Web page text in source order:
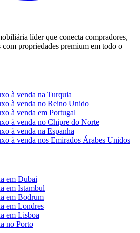
líder que conecta compradores,
com propriedades premium em todo o
à venda na Turquia
à venda no Reino Unido
à venda em Portugal
à venda no Chipre do Norte
à venda na Espanha
à venda nos Emirados Árabes Unidos
em Dubai
em Istambul
em Bodrum
em Londres
em Lisboa
no Porto